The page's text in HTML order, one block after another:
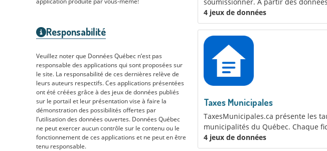
Responsabilité
Veuillez noter que Données Québec n’est pas
responsable des applications qui sont proposées sur
le site. La responsabilité de ces dernières relève de
leurs auteurs respectifs. Ces applications présentées
ont été créées grâce à des jeux de données publiés
sur le portail et leur présentation vise à faire la
démonstration des possibilités offertes par
l’utilisation des données ouvertes. Données Québec
ne peut exercer aucun contrôle sur le contenu ou le
fonctionnement de ces applications et ne peut en être
tenu responsable.
4 jeux de données
Taxes Municipales
TaxesMunicipales.ca présente les
municipalités du Québec. Chaque
4 jeux de données